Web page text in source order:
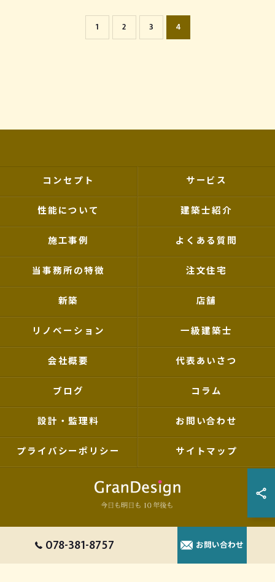
1 2 3 4
078-381-8757 お問い合わせ
コンセプト サービス
性能について 建築士紹介
施工事例 よくある質問
当事務所の特徴 注文住宅
新築 店舗
リノベーション 一級建築士
会社概要 代表あいさつ
ブログ コラム
設計・監理料 お問い合わせ
プライバシーポリシー サイトマップ
© 2026 兵庫県神戸を拠点の設計事務所ならグランデザイン一級建築士事務所 ALL
RIGHTS RESERVED.